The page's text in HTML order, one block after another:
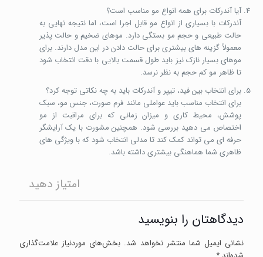
آیا آندرکات برای همه انواع مو مناسب است؟
آندرکات با بسیاری از انواع مو قابل اجرا است، اما نتیجه نهایی به
حالت طبیعی و حجم مو بستگی دارد. موهای ضخیم و حالت پذیر
معمولاً گزینه های بیشتری برای حالت دادن در این مدل دارند. برای
موهای بسیار نازک نیز باید طول قسمت بالایی با دقت انتخاب شود
تا ظاهر مو کم حجم به نظر نرسد.
برای انتخاب بین فید، تیپر و آندرکات باید به چه نکاتی توجه کرد؟
برای انتخاب مناسب باید عواملی مانند فرم صورت، جنس مو، سبک
پوشش، محیط کاری و میزان زمانی که برای مراقبت از مو
اختصاص می دهید بررسی شود. همچنین مشورت با یک آرایشگر
حرفه ای می تواند کمک کند تا مدلی انتخاب شود که با ویژگی های
ظاهری شما هماهنگی بیشتری داشته باشد.
امتیاز دهید
دیدگاهتان را بنویسید
نشانی ایمیل شما منتشر نخواهد شد. بخش‌های موردنیاز علامت‌گذاری